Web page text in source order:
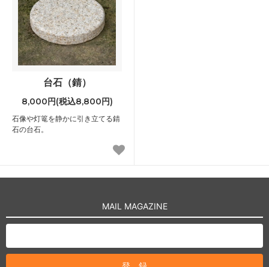
台石（錆）
8,000円(税込8,800円)
石像や灯篭を静かに引き立てる錆
石の台石。
MAIL MAGAZINE